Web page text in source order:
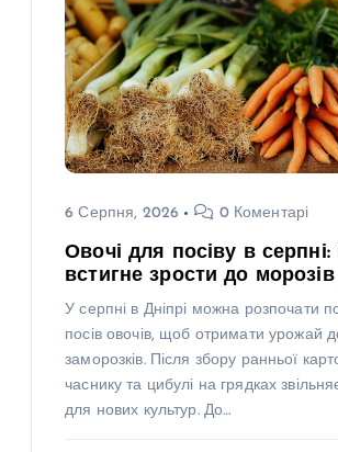
6 Серпня, 2026 0 Коментарі
Овочі для посіву в
встигне зрости до морозів
У серпні в Дніпрі можна розпочати
посів овочів, щоб отримати урожай
заморозків. Після збору ранньої
часнику та цибулі на грядках
для нових культур. До…